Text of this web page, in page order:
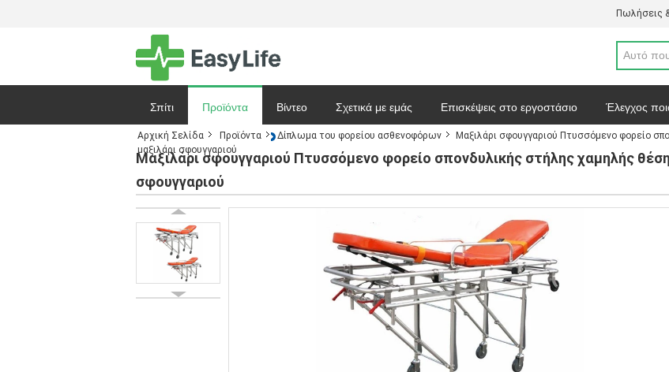
Πωλήσεις
Σπίτι Προϊόντα Βίντεο Σχετικά με εμάς Επισκέψεις στο εργοστάσιο Έλεγχος
Ζητήστε ένα απόσπασμα Ειδήσεις Χάρτης ιστοσελίδας
Αρχική Σελίδα Προϊόντα Δίπλωμα του φορείου ασθενοφόρων
Μαξιλάρι σφουγγαριού Πτυσσόμενο φορείο
μαξιλάρι σφουγγαριού
Μαξιλάρι σφουγγαριού Πτυσσόμενο φορείο σπονδυλικής στήλης χαμηλής
σφουγγαριού